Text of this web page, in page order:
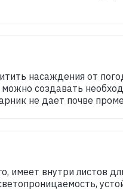
насаждения от
создавать
не дает почве
имеет внутри листов